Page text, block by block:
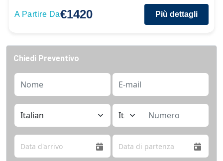
A Partire Da€1420 Più dettagli
Chiedi Preventivo